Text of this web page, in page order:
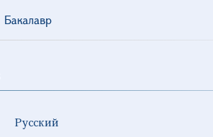
Бакалавр
Русский